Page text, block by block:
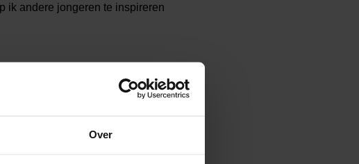
Over
ik andere jongeren te inspireren